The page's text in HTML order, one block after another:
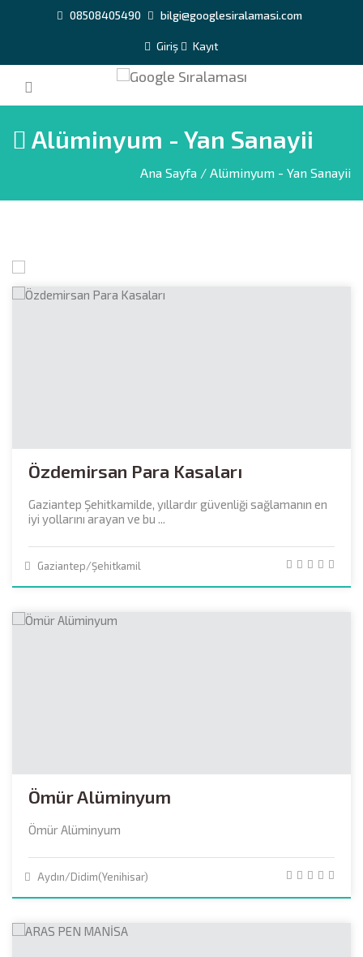
08508405490 bilgi@googlesiralamasi.com
Giriş Kayıt
Alüminyum - Yan Sanayii
Ana Sayfa / Alüminyum - Yan Sanayii
Özdemirsan Para Kasaları
Gaziantep Şehitkamilde, yıllardır güvenliği sağlamanın en
iyi yollarını arayan ve bu ...
Gaziantep/Şehitkamil
Ömür Alüminyum
Ömür Alüminyum
Aydın/Didim(Yenihisar)